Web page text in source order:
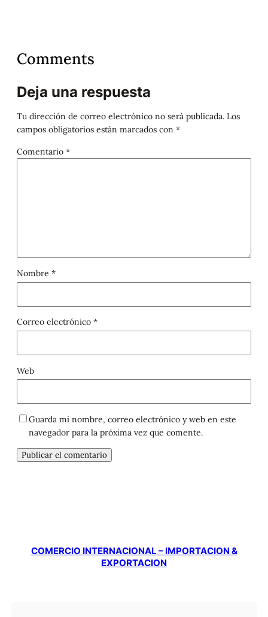
Comments
Deja una respuesta
Tu dirección de correo electrónico no será publicada. Los
campos obligatorios están marcados con *
Comentario *
Nombre *
Correo electrónico *
Web
Guarda mi nombre, correo electrónico y web en este
navegador para la próxima vez que comente.
COMERCIO INTERNACIONAL – IMPORTACION &
EXPORTACION